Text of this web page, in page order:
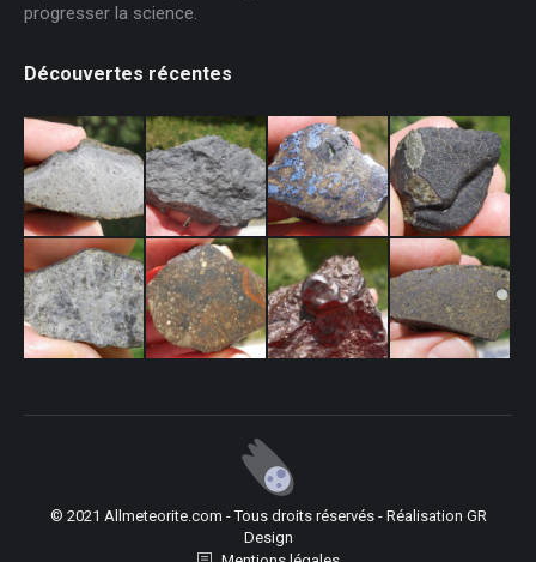
progresser la science.
Découvertes récentes
© 2021 Allmeteorite.com - Tous droits réservés - Réalisation GR
Design